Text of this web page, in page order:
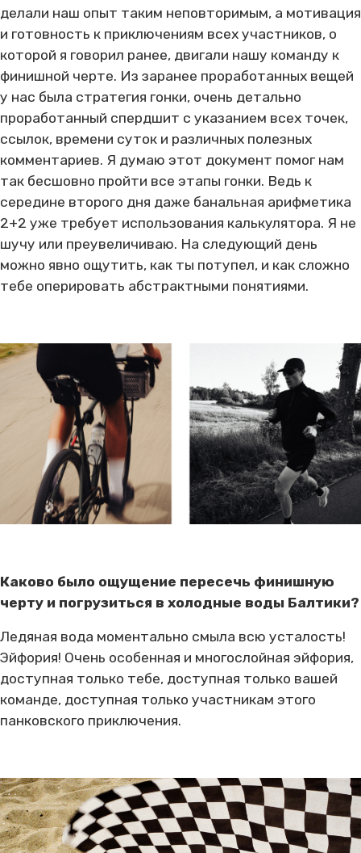
делали наш опыт таким неповторимым, а мотивация
и готовность к приключениям всех участников, о
которой я говорил ранее, двигали нашу команду к
финишной черте. Из заранее проработанных вещей
у нас была стратегия гонки, очень детально
проработанный спердшит с указанием всех точек,
ссылок, времени суток и различных полезных
комментариев. Я думаю этот документ помог нам
так бесшовно пройти все этапы гонки. Ведь к
середине второго дня даже банальная арифметика
2+2 уже требует использования калькулятора. Я не
шучу или преувеличиваю. На следующий день
можно явно ощутить, как ты потупел, и как сложно
тебе оперировать абстрактными понятиями.
Каково было ощущение пересечь финишную
черту и погрузиться в холодные воды Балтики?
Ледяная вода моментально смыла всю усталость!
Эйфория! Очень особенная и многослойная эйфория,
доступная только тебе, доступная только вашей
команде, доступная только участникам этого
панковского приключения.